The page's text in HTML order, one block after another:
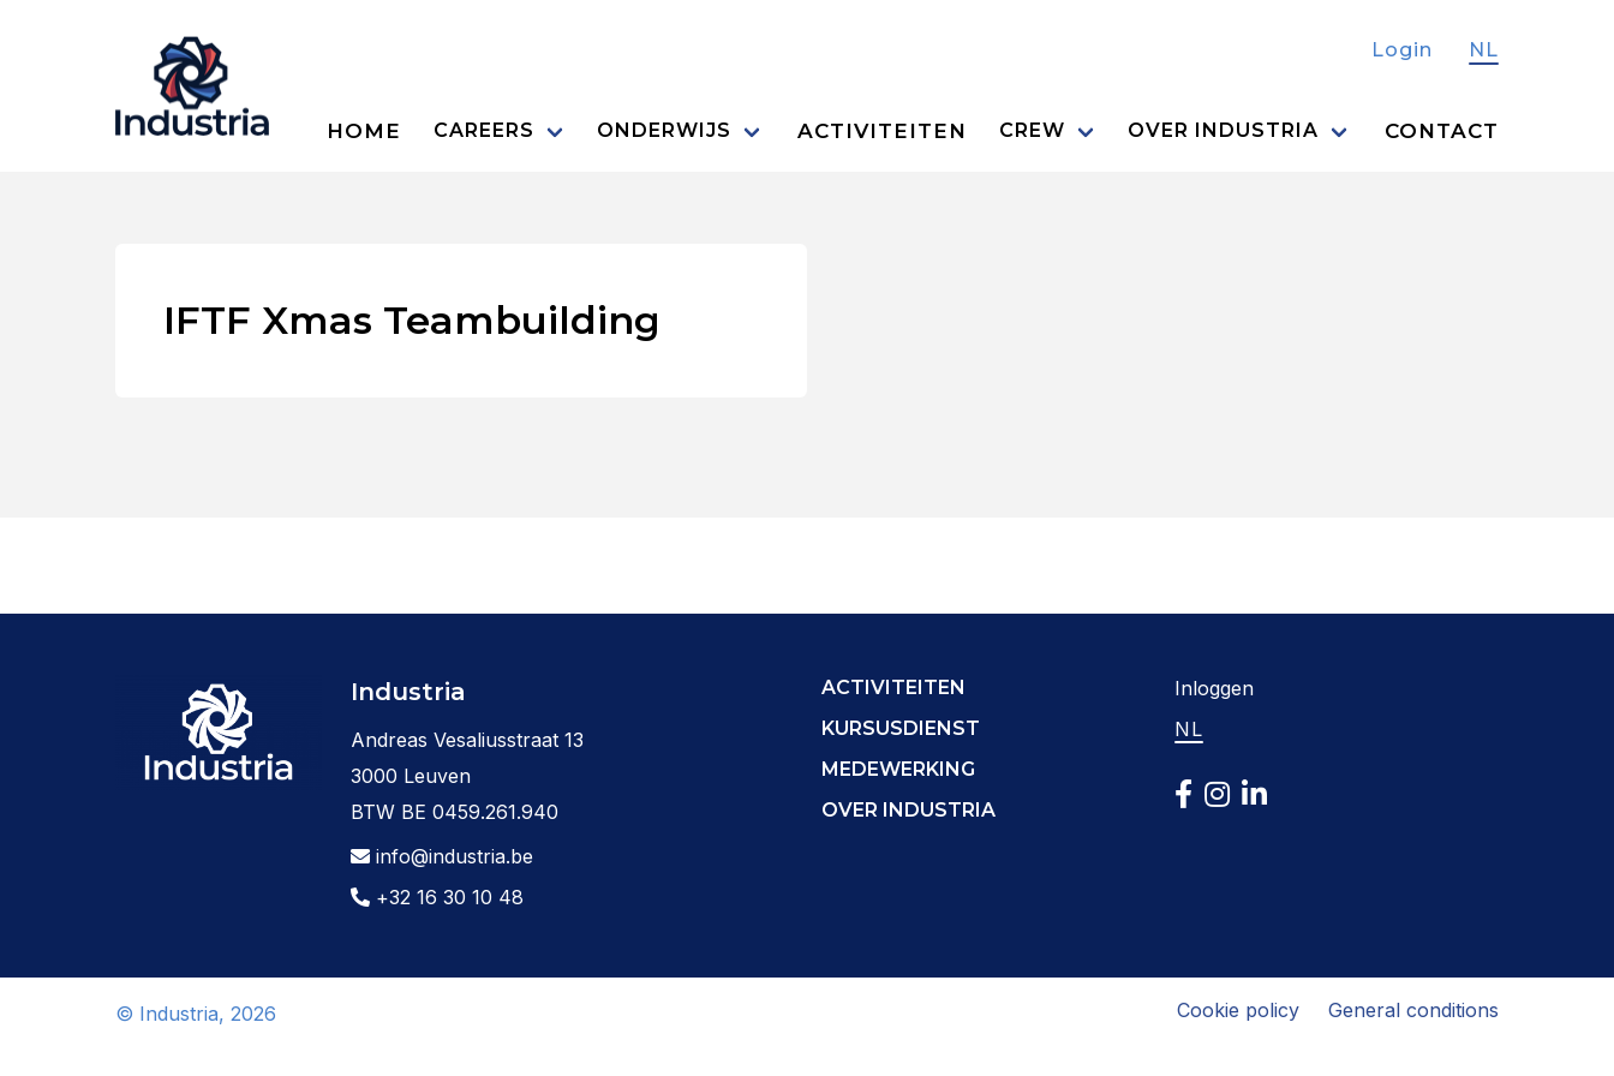
Login NL
HOME CAREERS ONDERWIJS ACTIVITEITEN CREW OVER INDUSTRIA CONTACT
IFTF Xmas Teambuilding
Industria
Andreas Vesaliusstraat 13
3000 Leuven
BTW BE 0459.261.940
info@industria.be
+32 16 30 10 48
ACTIVITEITEN
KURSUSDIENST
MEDEWERKING
OVER INDUSTRIA
Inloggen
NL
© Industria, 2026 Cookie policy General conditions